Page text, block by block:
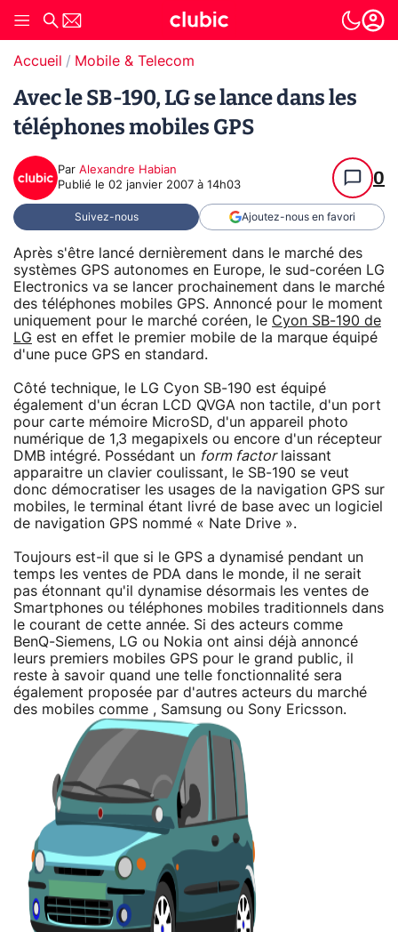
Accueil Mobile & Telecom
Avec le SB-190, LG se lance dans les
téléphones mobiles GPS
Par Alexandre Habian
Publié le 02 janvier 2007 à 14h03 0
Suivez-nous Ajoutez-nous en favori
Après s'être lancé dernièrement dans le marché des
systèmes GPS autonomes en Europe, le sud-coréen LG
Electronics va se lancer prochainement dans le marché
des téléphones mobiles GPS. Annoncé pour le moment
uniquement pour le marché coréen, le Cyon SB-190 de
LG est en effet le premier mobile de la marque équipé
d'une puce GPS en standard.
Côté technique, le LG Cyon SB-190 est équipé
également d'un écran LCD QVGA non tactile, d'un port
pour carte mémoire MicroSD, d'un appareil photo
numérique de 1,3 megapixels ou encore d'un récepteur
DMB intégré. Possédant un form factorlaissant
apparaitre un clavier coulissant, le SB-190 se veut
donc démocratiser les usages de la navigation GPS sur
mobiles, le terminal étant livré de base avec un logiciel
de navigation GPS nommé « Nate Drive ».
Toujours est-il que si le GPS a dynamisé pendant un
temps les ventes de PDA dans le monde, il ne serait
pas étonnant qu'il dynamise désormais les ventes de
Smartphones ou téléphones mobiles traditionnels dans
le courant de cette année. Si des acteurs comme
BenQ-Siemens, LG ou Nokia ont ainsi déjà annoncé
leurs premiers mobiles GPS pour le grand public, il
reste à savoir quand une telle fonctionnalité sera
également proposée par d'autres acteurs du marché
des mobiles comme , Samsung ou Sony Ericsson.